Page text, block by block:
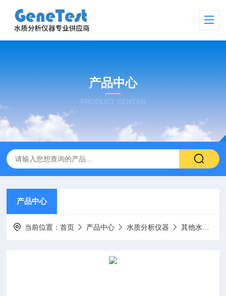
产品中心
PRODUCT CENTER
产品中心
当前位置：首页 产品中心 水质分析仪器 其他水质分析仪及配件